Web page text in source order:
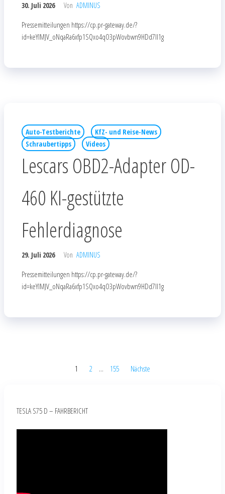
30. Juli 2026 Von ADMINUS
Pressemitteilungen https://cp.pr-gateway.de/?
id=keYlMJV_oNqaRa6xfp1SQxo4qO3pWovbwn9HDd7Il1g
Auto-Testberichte
KfZ- und Reise-News
Schraubertipps
Videos
Lescars OBD2-Adapter OD-
460 KI-gestützte
Fehlerdiagnose
29. Juli 2026 Von ADMINUS
Pressemitteilungen https://cp.pr-gateway.de/?
id=keYlMJV_oNqaRa6xfp1SQxo4qO3pWovbwn9HDd7Il1g
1 2 … 155 Nächste
TESLA S75 D – FAHRBERICHT